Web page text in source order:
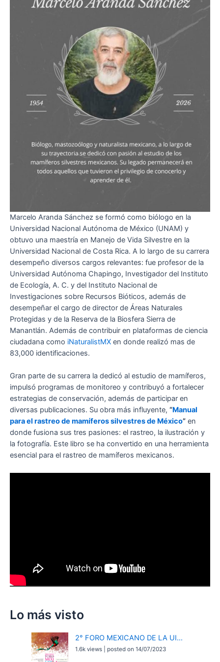
Marcelo Aranda Sánchez se formó como biólogo en la
Universidad Nacional Autónoma de México (UNAM) y
obtuvo una maestría en Manejo de Vida Silvestre en la
Universidad Nacional de Costa Rica. A lo largo de su carrera
desempeño diversos cargos relevantes: fue profesor de la
Universidad Autónoma Chapingo, Investigador del Instituto
de Ecología, A. C. y del Instituto Nacional de
Investigaciones sobre Recursos Bióticos, además de
desempeñar el cargo de director de Áreas Naturales
Protegidas y de la Reserva de la Biosfera Sierra de
Manantlán. Además de contribuir en plataformas de ciencia
ciudadana como iNaturalistMX en donde realizó mas de
83,000 identificaciones.
Gran parte de su carrera la dedicó al estudio de mamíferos,
impulsó programas de monitoreo y contribuyó a fortalecer
estrategias de conservación, además de participar en
diversas publicaciones. Su obra más influyente, “Manual
para el rastreo de mamíferos silvestres de México” en
donde fusiona sus tres pasiones: el rastreo, la ilustración y
la fotografía. Este libro se ha convertido en una herramienta
esencial para el rastreo de mamíferos mexicanos.
Lo más visto
2° FORO MEXICANO DE LA UI...
1.6k views posted on 14/07/2023